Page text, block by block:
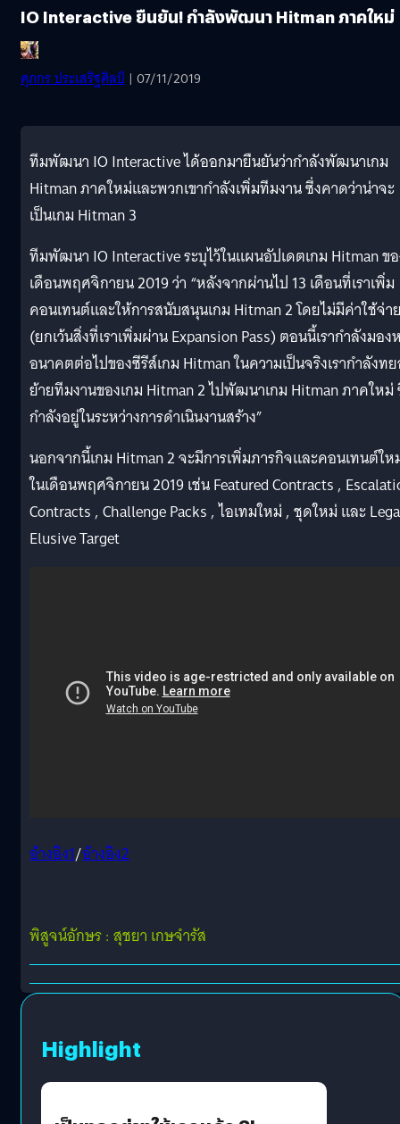
IO Interactive ยืนยัน! กำลังพัฒนา Hitman ภาคใหม่
ศุภกร ประเสริฐศิลป์ | 07/11/2019
ทีมพัฒนา IO Interactive ได้ออกมายืนยันว่ากำลังพัฒนาเกม
Hitman ภาคใหม่และพวกเขากำลังเพิ่มทีมงาน ซึ่งคาดว่าน่าจะ
เป็นเกม Hitman 3
ทีมพัฒนา IO Interactive ระบุไว้ในแผนอัปเดตเกม Hitman ข
เดือนพฤศจิกายน 2019 ว่า “หลังจากผ่านไป 13 เดือนที่เราเพิ่ม
คอนเทนต์และให้การสนับสนุนเกม Hitman 2 โดยไม่มีค่าใช้จ่า
(ยกเว้นสิ่งที่เราเพิ่มผ่าน Expansion Pass) ตอนนี้เรากำลังมอง
อนาคตต่อไปของซีรีส์เกม Hitman ในความเป็นจริงเรากำลังท
ย้ายทีมงานของเกม Hitman 2 ไปพัฒนาเกม Hitman ภาคใหม่
กำลังอยู่ในระหว่างการดำเนินงานสร้าง”
นอกจากนี้เกม Hitman 2 จะมีการเพิ่มภารกิจและคอนเทนต์ให
ในเดือนพฤศจิกายน 2019 เช่น Featured Contracts ,
Contracts , Challenge Packs , ไอเทมใหม่ , ชุดใหม่ และ
Elusive Target
อ้างอิง1/อ้างอิง2
พิสูจน์อักษร : สุชยา เกษจำรัส
Highlight